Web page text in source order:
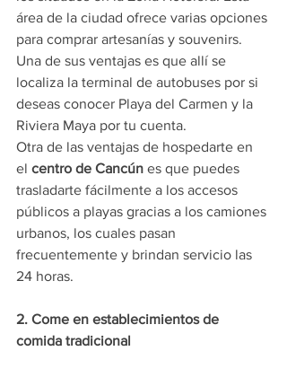
área de la ciudad ofrece varias opciones
para comprar artesanías y souvenirs.
Una de sus ventajas es que allí se
localiza la terminal de autobuses por si
deseas conocer Playa del Carmen y la
Riviera Maya por tu cuenta.
Otra de las ventajas de hospedarte en
el centro de Cancún es que puedes
trasladarte fácilmente a los accesos
públicos a playas gracias a los camiones
urbanos, los cuales pasan
frecuentemente y brindan servicio las
24 horas.
2. Come en establecimientos de
comida tradicional